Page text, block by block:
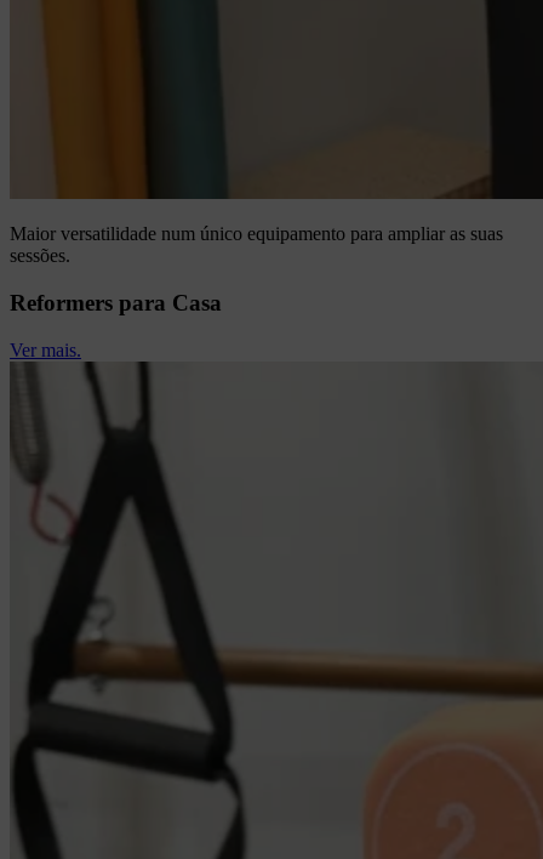
Maior versatilidade num único equipamento para ampliar as suas
sessões.
Reformers para Casa
Ver mais.